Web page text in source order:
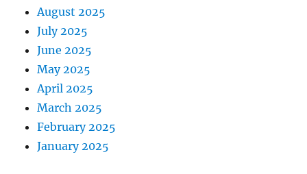
August 2025
July 2025
June 2025
May 2025
April 2025
March 2025
February 2025
January 2025